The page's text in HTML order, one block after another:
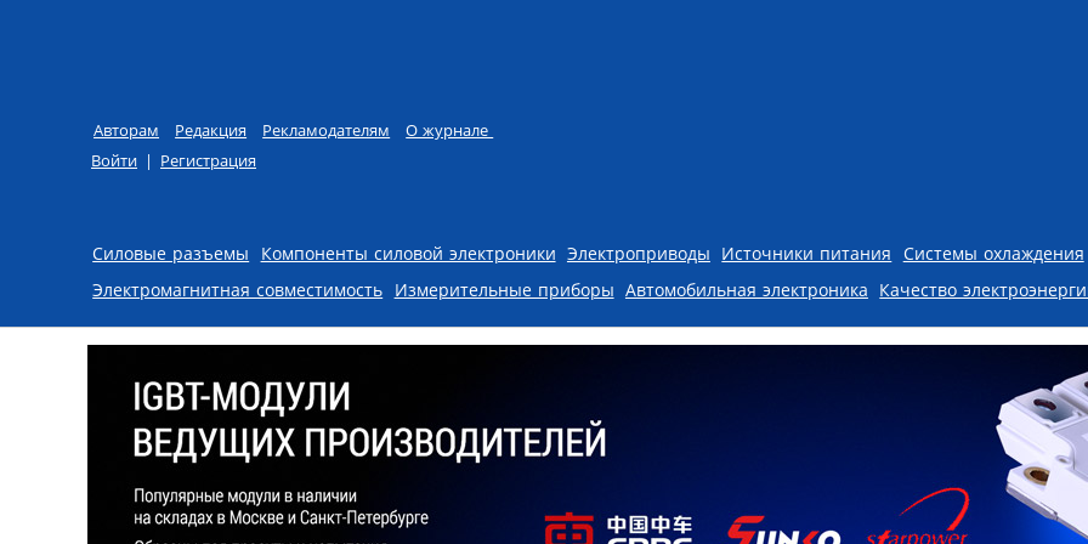
Авторам Редакция Рекламодателям
О журнале
Войти | Регистрация
Skip to content
Силовые разъемы Компоненты силовой электроники Электроприводы Источники питания Системы охлаждения
Электромагнитная совместимость Измерительные приборы Автомобильная электроника Качество